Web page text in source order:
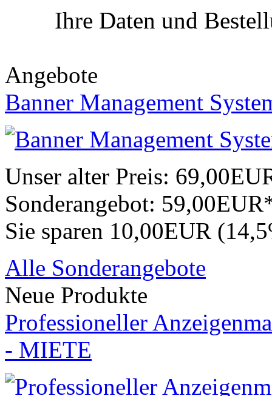
Ihre Daten und
Angebote
Banner Management
Unser alter Preis:
Sonderangebot:
Sie sparen 10,00EUR
Alle Sonderangebote
Neue Produkte
Professioneller
- MIETE